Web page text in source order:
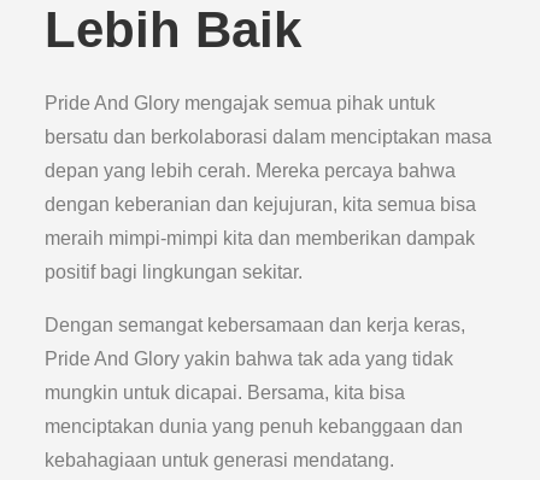
Lebih Baik
Pride And Glory mengajak semua pihak untuk
bersatu dan berkolaborasi dalam menciptakan masa
depan yang lebih cerah. Mereka percaya bahwa
dengan keberanian dan kejujuran, kita semua bisa
meraih mimpi-mimpi kita dan memberikan dampak
positif bagi lingkungan sekitar.
Dengan semangat kebersamaan dan kerja keras,
Pride And Glory yakin bahwa tak ada yang tidak
mungkin untuk dicapai. Bersama, kita bisa
menciptakan dunia yang penuh kebanggaan dan
kebahagiaan untuk generasi mendatang.